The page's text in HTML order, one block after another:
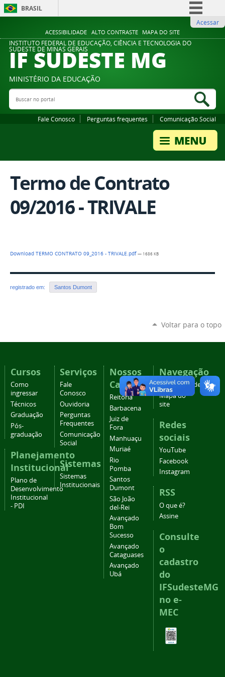
ACESSIBILIDADE ALTO CONTRASTE MAPA DO SITE
BRASIL
Comunica BR
Participe
Legislação
Acessar
INSTITUTO FEDERAL DE EDUCAÇÃO, CIÊNCIA E TECNOLOGIA DO
SUDESTE DE MINAS GERAIS
IF SUDESTE MG
MINISTÉRIO DA EDUCAÇÃO
Buscar no portal
Fale Conosco Perguntas frequentes Comunicação Social
Termo de Contrato
09/2016 - TRIVALE
Download TERMO CONTRATO 09_2016 - TRIVALE.pdf— 1686 KB
registrado em: Santos Dumont
Voltar para o topo
Cursos
Como
ingressar
Técnicos
Graduação
Pós-
graduação
Planejamento
Institucional
Plano de
Desenvolvimento
Institucional
- PDI
Serviços
Fale
Conosco
Ouvidoria
Perguntas
Frequentes
Comunicação
Social
Sistemas
Sistemas
Institucionais
Nossos
Campi
Reitoria
Barbacena
Juiz de
Fora
Manhuaçu
Muriaé
Rio
Pomba
Santos
Dumont
São João
del-Rei
Avançado
Bom
Sucesso
Avançado
Cataguases
Avançado
Ubá
Navegação
Acessibilidade
Mapa do
site
Redes
sociais
YouTube
Facebook
Instagram
RSS
O que é?
Assine
Consulte
o
cadastro
do
IFSudesteMG
no e-
MEC